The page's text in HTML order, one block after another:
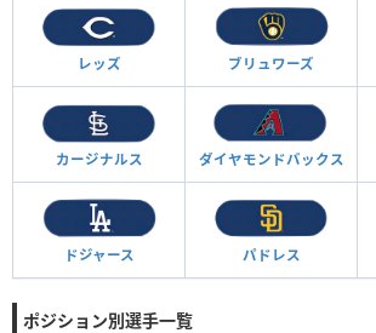
レッズ ブリュワーズ
カージナルス ダイヤモンドバックス
ドジャース パドレス
ポジション別選手一覧